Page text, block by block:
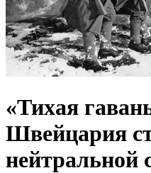
«Тихая
Швейцария
нейтральной